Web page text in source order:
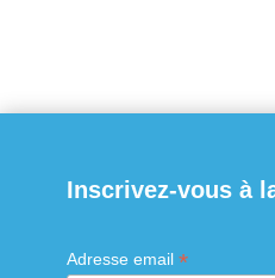
Inscrivez-vous à
Adresse email *